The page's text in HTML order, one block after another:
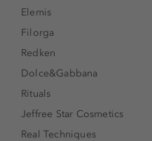
Elemis
Filorga
Redken
Dolce&Gabbana
Rituals
Jeffree Star Cosmetics
Real Techniques